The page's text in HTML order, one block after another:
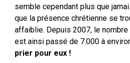
semble cependant plus que
que la présence chrétienne se
affaiblie. Depuis 2007, le nombre
est ainsi passé de 7.000 à
prier pour eux !